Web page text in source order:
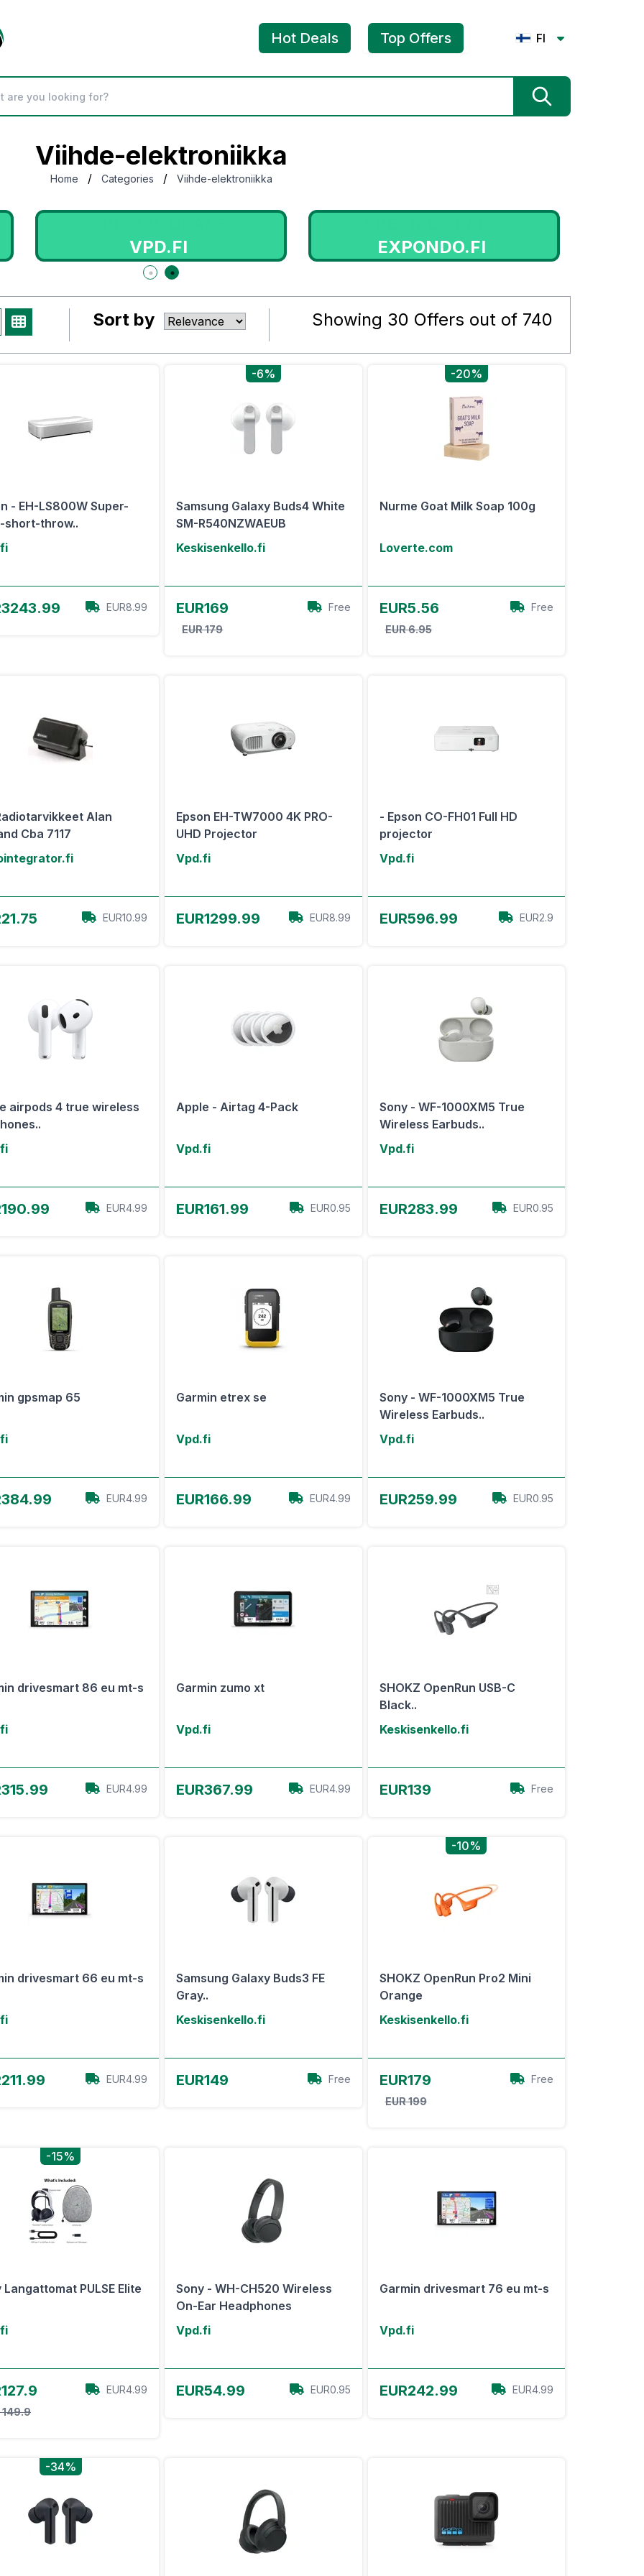
Hot Deals Top Offers FI
Viihde-elektroniikka
Home / Categories / Viihde-elektroniikka
VPD.FI
EXPONDO.FI
Sort by Showing 30 Offers out of 740
- EH-LS800W Super-
short-throw..
EUR8.99
-6%
Samsung Galaxy Buds4 White
SM-R540NZWAEUB
Keskisenkello.fi
EUR169
EUR 179
Free
-20%
Nurme Goat Milk Soap 100g
Loverte.com
EUR5.56
EUR 6.95
Free
Alan
Cba 7117
EUR10.99
Epson EH-TW7000 4K PRO-
UHD Projector
Vpd.fi
EUR1299.99 EUR8.99
- Epson CO-FH01 Full HD
projector
Vpd.fi
EUR596.99 EUR2.9
airpods 4 true wireless
EUR4.99
Apple - Airtag 4-Pack
Vpd.fi
EUR161.99 EUR0.95
Sony - WF-1000XM5 True
Wireless Earbuds..
Vpd.fi
EUR283.99 EUR0.95
gpsmap 65
EUR4.99
Garmin etrex se
Vpd.fi
EUR166.99 EUR4.99
Sony - WF-1000XM5 True
Wireless Earbuds..
Vpd.fi
EUR259.99 EUR0.95
drivesmart 86 eu mt-s
EUR4.99
Garmin zumo xt
Vpd.fi
EUR367.99 EUR4.99
SHOKZ OpenRun USB-C
Black..
Keskisenkello.fi
EUR139 Free
drivesmart 66 eu mt-s
EUR4.99
Samsung Galaxy Buds3 FE
Gray..
Keskisenkello.fi
EUR149 Free
-10%
SHOKZ OpenRun Pro2 Mini
Orange
Keskisenkello.fi
EUR179
EUR 199
Free
-15%
Langattomat PULSE Elite
149.9
EUR4.99
Sony - WH-CH520 Wireless
On-Ear Headphones
Vpd.fi
EUR54.99 EUR0.95
Garmin drivesmart 76 eu mt-s
Vpd.fi
EUR242.99 EUR4.99
-34%